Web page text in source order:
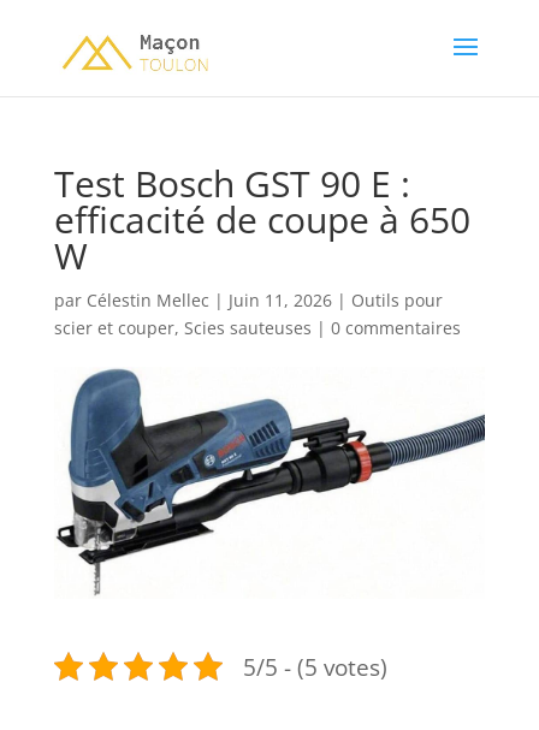
Test Bosch GST 90 E :
efficacité de coupe à 650
W
par Célestin Mellec | Juin 11, 2026| Outils pour
scier et couper, Scies sauteuses | 0 commentaires
5/5 - (5 votes)